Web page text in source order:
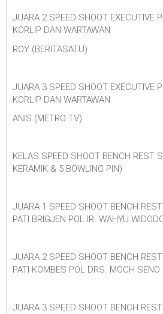
JUARA 2 SPEED SHOOT EXECUTIVE
KORLIP DAN WARTAWAN
ROY (BERITASATU)
JUARA 3 SPEED SHOOT EXECUTIVE
KORLIP DAN WARTAWAN
ANIS (METRO TV)
KELAS SPEED SHOOT BENCH REST
KERAMIK & 5 BOWLING PIN)
JUARA 1 SPEED SHOOT BENCH
PATI BRIGJEN POL IR. WAHYU
JUARA 2 SPEED SHOOT BENCH
PATI KOMBES POL DRS. MOCH SENO
JUARA 3 SPEED SHOOT BENCH